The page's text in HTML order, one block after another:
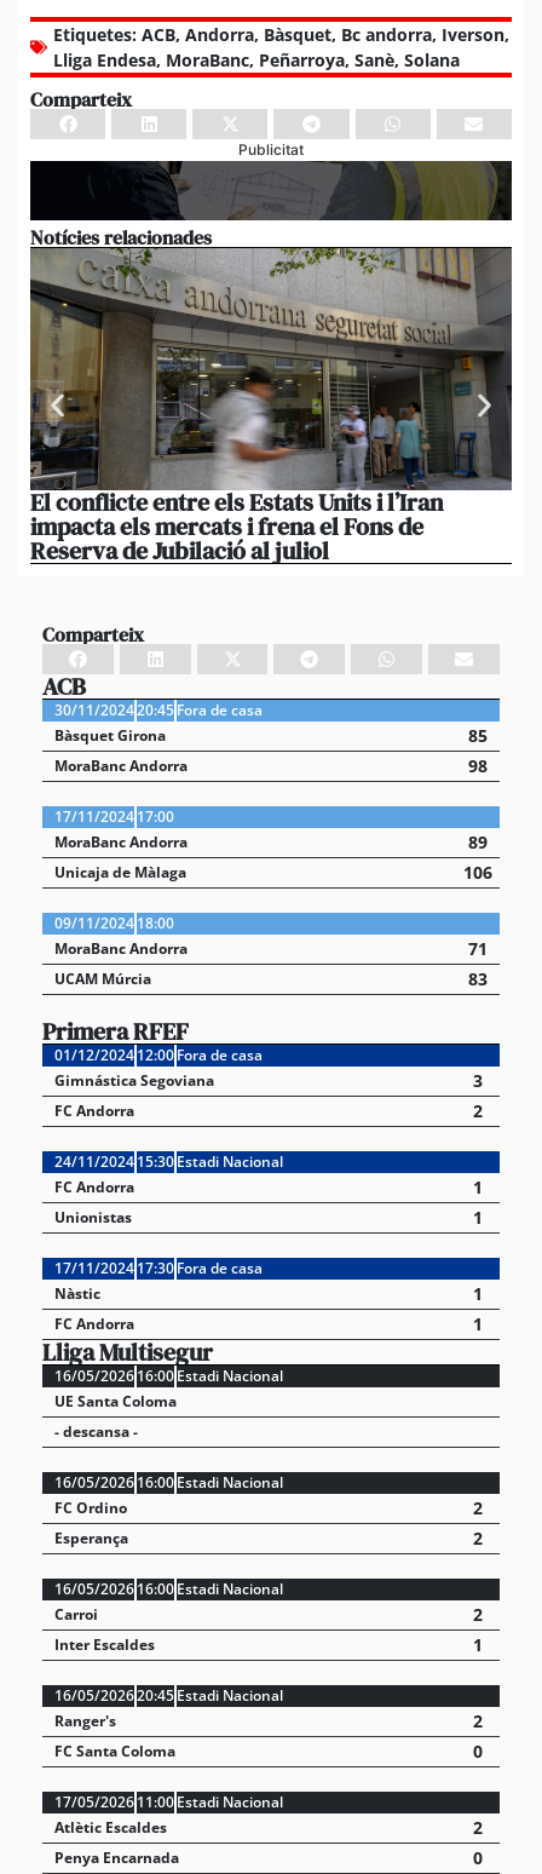
Etiquetes: ACB, Andorra, Bàsquet, Bc andorra, Iverson,
Lliga Endesa, MoraBanc, Peñarroya, Sanè, Solana
Comparteix
Publicitat
Notícies relacionades
El conflicte entre els Estats Units i l’Iran
impacta els mercats i frena el Fons de
Reserva de Jubilació al juliol
Comparteix
ACB
30/11/202420:45Fora de casa
Bàsquet Girona
85
MoraBanc Andorra 98
17/11/202417:00
MoraBanc Andorra
89
Unicaja de Màlaga 106
09/11/202418:00
MoraBanc Andorra
71
UCAM Múrcia 83
Primera RFEF
01/12/202412:00Fora de casa
Gimnástica Segoviana
3
FC Andorra 2
24/11/202415:30Estadi Nacional
FC Andorra
1
Unionistas 1
17/11/202417:30Fora de casa
Nàstic
1
FC Andorra 1
Lliga Multisegur
16/05/202616:00Estadi Nacional
UE Santa Coloma
- descansa -
16/05/202616:00Estadi Nacional
FC Ordino
2
Esperança 2
16/05/202616:00Estadi Nacional
Carroi
2
Inter Escaldes 1
16/05/202620:45Estadi Nacional
Ranger's
2
FC Santa Coloma 0
17/05/202611:00Estadi Nacional
Atlètic Escaldes
2
Penya Encarnada 0